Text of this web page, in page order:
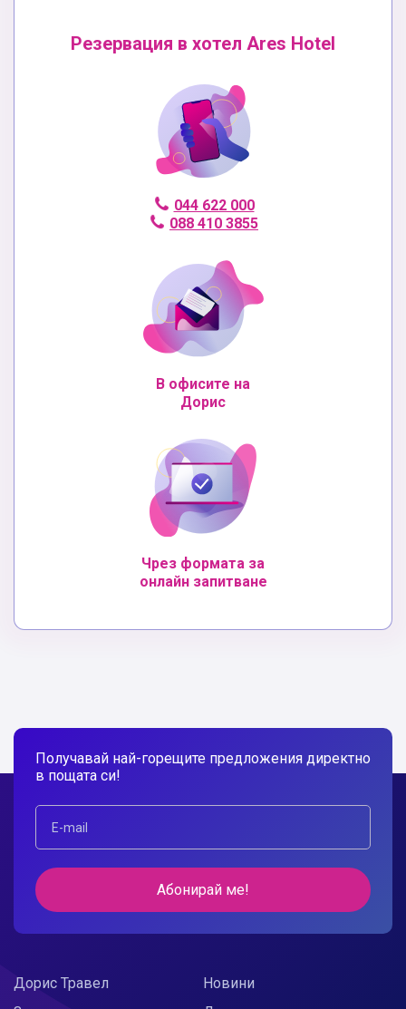
Резервация в хотел Ares Hotel
044 622 000
088 410 3855
В офисите на
Дорис
Чрез формата за
онлайн запитване
Получавай най-горещите предложения директно
в пощата си!
Абонирай ме!
Дорис Травел
Новини